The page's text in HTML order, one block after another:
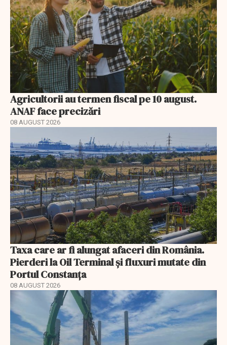
Agricultorii au termen fiscal pe 10 august.
ANAF face precizări
08 AUGUST 2026
Taxa care ar fi alungat afaceri din România.
Pierderi la Oil Terminal și fluxuri mutate din
Portul Constanța
08 AUGUST 2026